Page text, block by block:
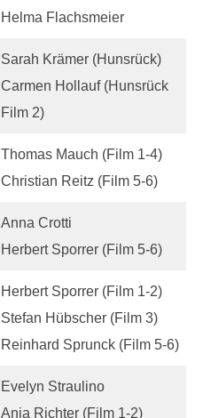
Helma Flachsmeier
Sarah Krämer (Hunsrück)
Carmen Hollauf (Hunsrück
Film 2)
Thomas Mauch (Film 1-4)
Christian Reitz (Film 5-6)
Anna Crotti
Herbert Sporrer (Film 5-6)
Herbert Sporrer (Film 1-2)
Stefan Hübscher (Film 3)
Reinhard Sprunck (Film 5-6)
Evelyn Straulino
Anja Richter (Film 1-2)